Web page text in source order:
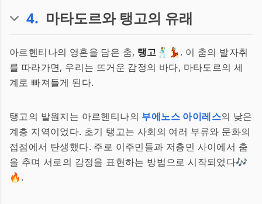
4. 마타도르와 탱고의 유래
아르헨티나의 영혼을 담은 춤, 탱고 🕺💃. 이 춤의 발자취
를 따라가면, 우리는 뜨거운 감정의 바다, 마타도르의 세
계로 빠져들게 된다.
탱고의 발원지는 아르헨티나의 부에노스 아이레스의 낮은
계층 지역이었다. 초기 탱고는 사회의 여러 부류와 문화의
접점에서 탄생했다. 주로 이주민들과 저층민 사이에서 춤
을 추며 서로의 감정을 표현하는 방법으로 시작되었다🎶
🔥.